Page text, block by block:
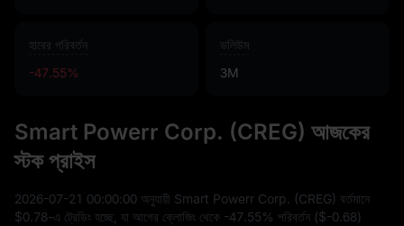
হারের পরিবর্তন
-47.55%
ভলিউম
3M
Smart Powerr Corp. (CREG) আজকের
স্টক প্রাইস
2026-07-21 00:00:00 অনুযায়ী Smart Powerr Corp. (CREG) বর্তমানে
$0.78-এ ট্রেডিং হচ্ছে, যা আগের ক্লোজিং থেকে -47.55% পরিবর্তন ($-0.68)